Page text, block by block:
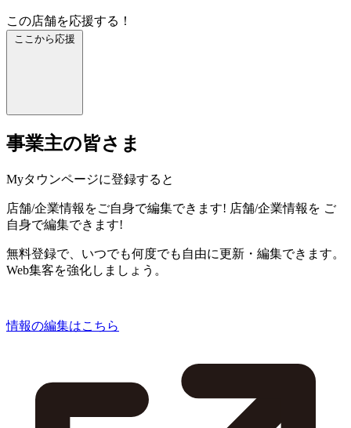
この店舗を応援する！
ここから応援
事業主の皆さま
Myタウンページに登録すると
店舗/企業情報をご自身で編集できます! 店舗/企業情報を ご
自身で編集できます!
無料登録で、いつでも何度でも自由に更新・編集できます。
Web集客を強化しましょう。
情報の編集はこちら